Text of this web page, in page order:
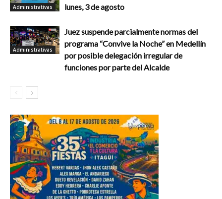
Administrativas
lunes, 3 de agosto
Administrativas
Juez suspende parcialmente normas del
programa “Convive la Noche” en Medellín
por posible delegación irregular de
funciones por parte del Alcalde